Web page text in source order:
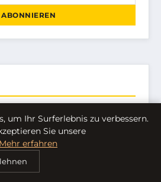
ABONNIEREN
FINANZEN & IMMOBILIEN
um Ihr Surferlebnis zu verbessern.
Sie unsere
Mehr erfahren